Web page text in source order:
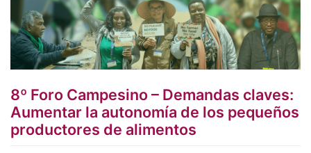
8º Foro Campesino – Demandas claves:
Aumentar la autonomía de los pequeños
productores de alimentos